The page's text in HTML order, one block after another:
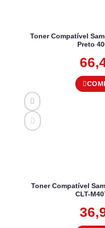
Toner Compatível
Preto
Toner Compatível
CLT-